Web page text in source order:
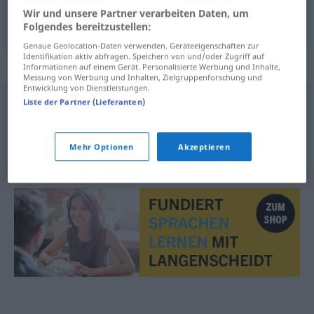
pappig klistret UMG
Synonyme für "klistret"
Wir und unsere Partner verarbeiten Daten, um
Folgendes bereitzustellen:
Genaue Geolocation-Daten verwenden. Geräteeigenschaften zur
Identifikation aktiv abfragen. Speichern von und/oder Zugriff auf
Informationen auf einem Gerät. Personalisierte Werbung und Inhalte,
Messung von Werbung und Inhalten, Zielgruppenforschung und
Entwicklung von Dienstleistungen.
Liste der Partner (Lieferanten)
Mehr Optionen Akzeptieren